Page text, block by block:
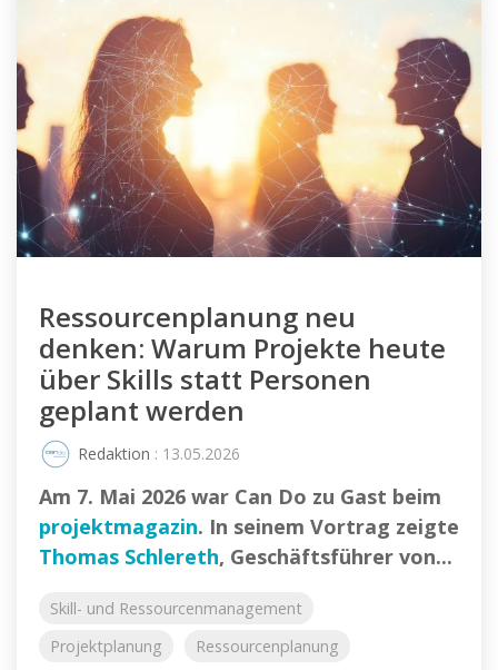
Ressourcenplanung neu
denken: Warum Projekte heute
über Skills statt Personen
geplant werden
Redaktion : 13.05.2026
Am 7. Mai 2026 war Can Do zu Gast beim
projektmagazin. In seinem Vortrag zeigte
Thomas Schlereth, Geschäftsführer von...
Skill- und Ressourcenmanagement
Projektplanung
Ressourcenplanung